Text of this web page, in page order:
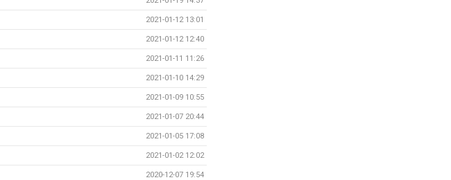
2021-01-12 13:01
2021-01-12 12:40
2021-01-11 11:26
2021-01-10 14:29
2021-01-09 10:55
2021-01-07 20:44
2021-01-05 17:08
2021-01-02 12:02
2020-12-07 19:54